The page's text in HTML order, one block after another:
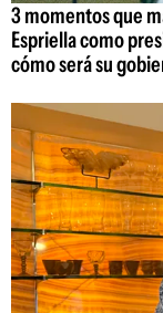
3 momentos que
Espriella como
cómo será su